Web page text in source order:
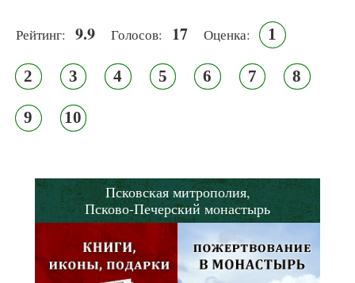
Рейтинг: 9.9 Голосов: 17 Оценка: 1
2 3 4 5 6 7 8
9 10
Псковская митрополия,
Псково-Печерский монастырь